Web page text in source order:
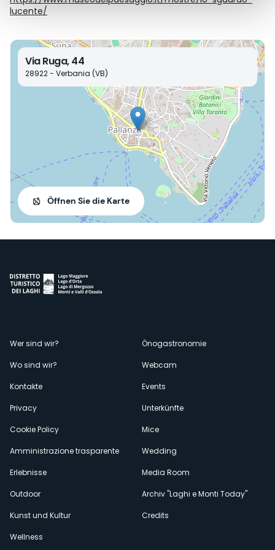
lucente/
Via Ruga, 44
28922 - Verbania (VB)
Öffnen Sie die Karte
Menù
secondario
Wer sind wir?
Wo sind wir?
Kontakte
Privacy
Cookie Policy
Amministrazione trasparente
Erlebnisse
Outdoor
Kunst und Kultur
Wellness
Önogastronomie
Webcam
Events
Unterkünfte
Mice
Wedding
Media Room
Archiv "Laghi e Monti Today"
Credits